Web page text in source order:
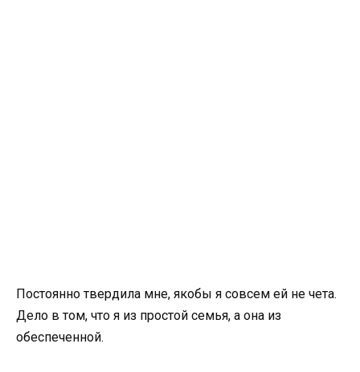
Постоянно твердила мне, якобы я совсем ей не чета.
Дело в том, что я из простой семья, а она из
обеспеченной.